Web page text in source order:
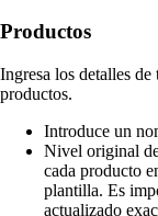
Productos
Ingresa los detalles
productos.
Introduce un
Nivel original
cada producto
plantilla. Es
actualizado